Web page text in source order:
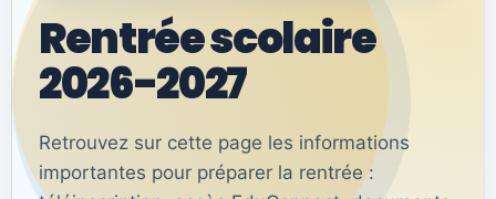
Rentrée scolaire
2026-2027
Retrouvez sur cette page les informations
importantes pour préparer la rentrée :